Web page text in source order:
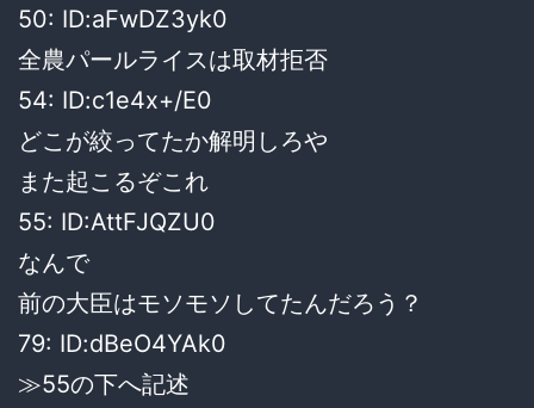
50: ID:aFwDZ3yk0
全農パールライスは取材拒否
54: ID:c1e4x+/E0
どこが絞ってたか解明しろや
また起こるぞこれ
55: ID:AttFJQZU0
なんで
前の大臣はモソモソしてたんだろう？
79: ID:dBeO4YAk0
≫55の下へ記述